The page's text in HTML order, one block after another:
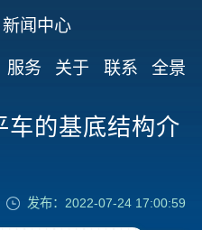
新闻中心
服务 关于 联系 全景
车的基底结构介
发布：2022-07-24 17:00:59